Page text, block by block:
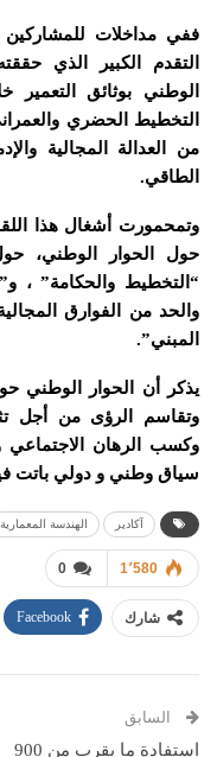
ففي مداخلات
التقدم الكبير الذي
الوطني بوثائق التعمير
التخطيط الحضري
من العدالة المجالية
الطاقي.
وتمحمورت أشغال هذا
حول الحوار الوطني،
“التخطيط والحكامة” ،
والحد من الفوارق
المبني”.
يذكر أن الحوار الوطني
وتقاسم الرؤى من أجل
وكسب الرهان الاجتماعي
سياق وطني و دولي باتت
آكادير الهندسة المعمارية
0 1٬580
شارك Facebook
السابق
استفادة ما يقرب من 900